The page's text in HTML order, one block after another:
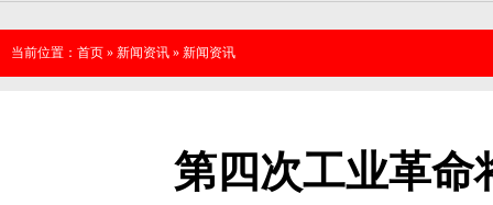
当前位置： 首页 » 新闻资讯 » 新闻资讯
第四次工业革命